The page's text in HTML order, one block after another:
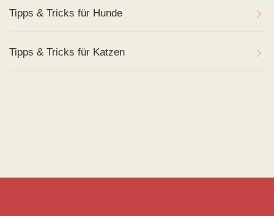
Tipps & Tricks für Hunde
Tipps & Tricks für Katzen